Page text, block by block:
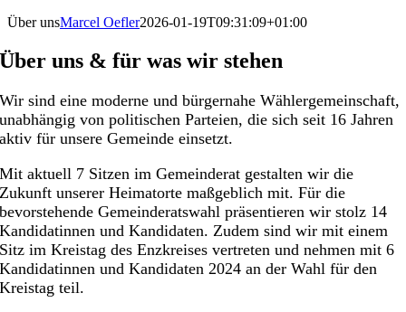
Über unsMarcel Oefler2026-01-19T09:31:09+01:00
Über uns & für was wir stehen
Wir sind eine moderne und bürgernahe Wählergemeinschaft,
unabhängig von politischen Parteien, die sich seit 16 Jahren
aktiv für unsere Gemeinde einsetzt.
Mit aktuell 7 Sitzen im Gemeinderat gestalten wir die
Zukunft unserer Heimatorte maßgeblich mit. Für die
bevorstehende Gemeinderatswahl präsentieren wir stolz 14
Kandidatinnen und Kandidaten. Zudem sind wir mit einem
Sitz im Kreistag des Enzkreises vertreten und nehmen mit 6
Kandidatinnen und Kandidaten 2024 an der Wahl für den
Kreistag teil.